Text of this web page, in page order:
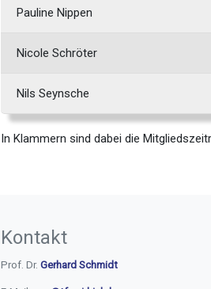
Pauline Nippen
Nicole Schröter
Nils Seynsche
In Klammern sind dabei die
Kontakt
Prof. Dr. Gerhard Schmidt